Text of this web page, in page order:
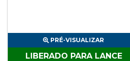
PRÉ-VISUALIZAR
LIBERADO PARA LANCE